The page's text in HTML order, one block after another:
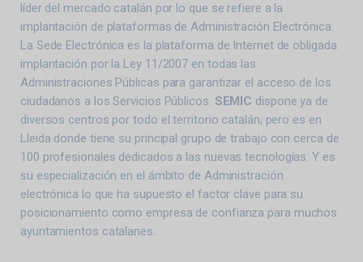
líder del mercado catalán por lo que se refiere a la
implantación de plataformas de Administración Electrónica.
La Sede Electrónica es la plataforma de Internet de obligada
implantación por la Ley 11/2007 en todas las
Administraciones Públicas para garantizar el acceso de los
ciudadanos a los Servicios Públicos. SEMIC dispone ya de
diversos centros por todo el territorio catalán, pero es en
Lleida donde tiene su principal grupo de trabajo con cerca de
100 profesionales dedicados a las nuevas tecnologías. Y es
su especialización en el ámbito de Administración
electrónica lo que ha supuesto el factor clave para su
posicionamiento como empresa de confianza para muchos
ayuntamientos catalanes.